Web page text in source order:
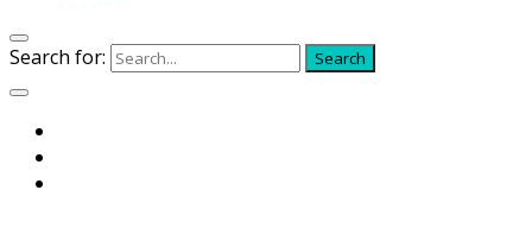
Search for: Search